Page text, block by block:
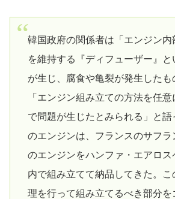
韓国政府の関係者は「エンジン
を維持する『ディフューザー』と
が生じ、腐食や亀裂が発生したも
「エンジン組み立ての方法を任
で問題が生じたとみられる」と語
のエンジンは、フランスのサフラ
のエンジンをハンファ・エアロス
内で組み立てて納品してきた。
理を行って組み立てるべき部分